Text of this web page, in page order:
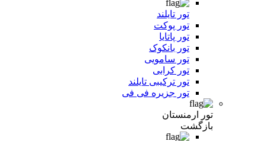
تور تایلند
تور پوکت
تور پاتایا
تور بانکوک
تور سامویی
تور کرابی
تور ترکیبی تایلند
تور جزیره فی فی
تور ارمنستان
بازگشت